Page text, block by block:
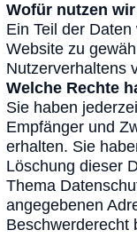
Wofür nutzen
Ein Teil der
Website zu
Nutzerverhaltens
Welche Rechte
Sie haben
Empfänger und
erhalten. Sie
Löschung dieser
Thema
angegebenen
Beschwerderecht